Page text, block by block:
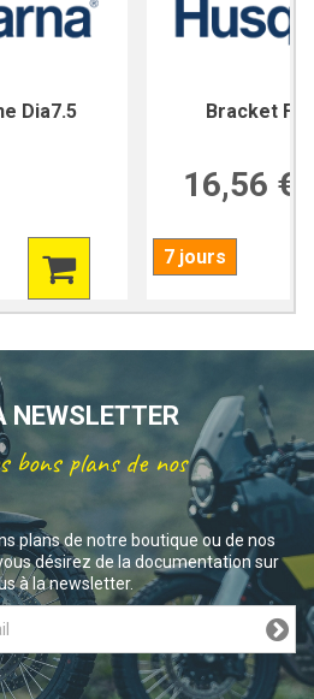
Dia7.5 Bracket
16,56 €
7 jours
NEWSLETTER
bons plans de nos
plans de notre boutique ou de nos
désirez de la documentation sur
à la newsletter.